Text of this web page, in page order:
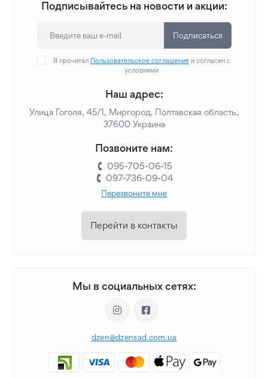
Подписывайтесь на новости и акции:
Подписаться
Я прочитал Пользовательское соглашениеи согласен с
условиями
Наш адрес:
Улица Гоголя, 45/1, Миргород, Полтавская область,
37600 Украина
Позвоните нам:
095-705-06-15
097-736-09-04
Перезвоните мне
Перейти в контакты
Мы в социальных сетях:
dzen@dzensad.com.ua